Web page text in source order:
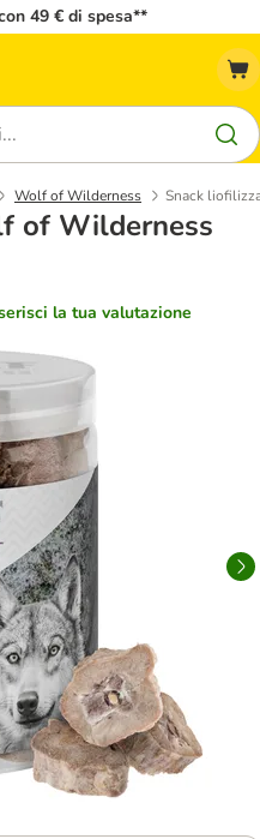
49 € di spesa**
Wolf of Wilderness Snack
of Wilderness
la tua valutazione